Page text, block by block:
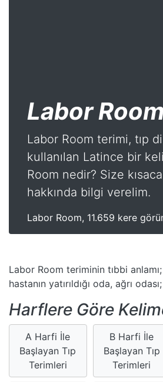
Labor Room
Labor Room terimi, tıp
kullanılan Latince bir
Room nedir? Size
hakkında bilgi verelim.
Labor Room, 11.659 kere
Labor Room teriminin tıbbi
hastanın yatırıldığı oda, ağrı odası;
Harflere Göre
A Harfi İle
Başlayan Tıp
Terimleri
B Harfi İle
Başlayan Tıp
Terimleri